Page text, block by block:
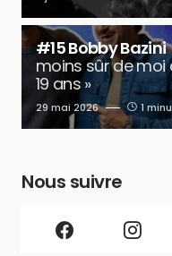
#15 Bobby Bazini
moins sûr de moi
19 ans »
29 mai 2026 1
Nous suivre